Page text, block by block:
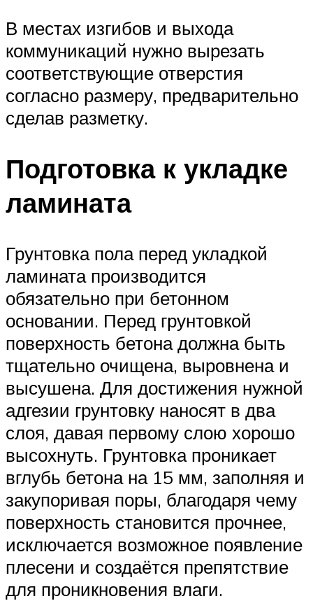
В местах изгибов и выхода
коммуникаций нужно вырезать
соответствующие отверстия
согласно размеру, предварительно
сделав разметку.
Подготовка к укладке
ламината
Грунтовка пола перед укладкой
ламината производится
обязательно при бетонном
основании. Перед грунтовкой
поверхность бетона должна быть
тщательно очищена, выровнена и
высушена. Для достижения нужной
адгезии грунтовку наносят в два
слоя, давая первому слою хорошо
высохнуть. Грунтовка проникает
вглубь бетона на 15 мм, заполняя и
закупоривая поры, благодаря чему
поверхность становится прочнее,
исключается возможное появление
плесени и создаётся препятствие
для проникновения влаги.